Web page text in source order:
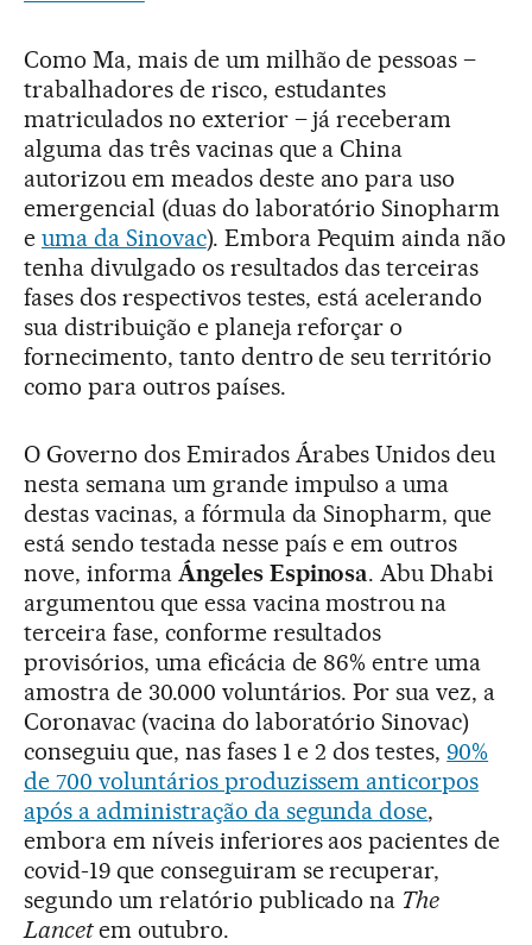
Como Ma, mais de um milhão de pessoas –
trabalhadores de risco, estudantes
matriculados no exterior – já receberam
alguma das três vacinas que a China
autorizou em meados deste ano para uso
emergencial (duas do laboratório Sinopharm
e uma da Sinovac). Embora Pequim ainda não
tenha divulgado os resultados das terceiras
fases dos respectivos testes, está acelerando
sua distribuição e planeja reforçar o
fornecimento, tanto dentro de seu território
como para outros países.
O Governo dos Emirados Árabes Unidos deu
nesta semana um grande impulso a uma
destas vacinas, a fórmula da Sinopharm, que
está sendo testada nesse país e em outros
nove, informa Ángeles Espinosa. Abu Dhabi
argumentou que essa vacina mostrou na
terceira fase, conforme resultados
provisórios, uma eficácia de 86% entre uma
amostra de 30.000 voluntários. Por sua vez, a
Coronavac (vacina do laboratório Sinovac)
conseguiu que, nas fases 1 e 2 dos testes,90%
de 700 voluntários produzissem anticorpos
após a administração da segunda dose,
embora em níveis inferiores aos pacientes de
covid-19 que conseguiram se recuperar,
segundo um relatório publicado na The
Lancetem outubro.